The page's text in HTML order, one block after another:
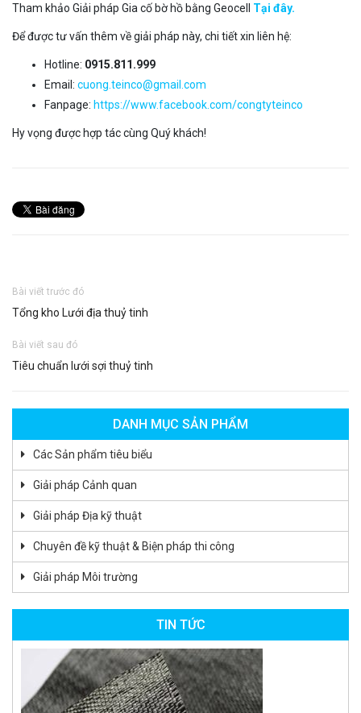
Tham khảo Giải pháp Gia cố bờ hồ bằng Geocell Tại đây.
Để được tư vấn thêm về giải pháp này, chi tiết xin liên hệ:
Hotline: 0915.811.999
Email: cuong.teinco@gmail.com
Fanpage: https://www.facebook.com/congtyteinco
Hy vọng được hợp tác cùng Quý khách!
Bài viết trước đó
Tổng kho Lưới địa thuỷ tinh
Bài viết sau đó
Tiêu chuẩn lưới sợi thuỷ tinh
DANH MỤC SẢN PHẨM
Các Sản phẩm tiêu biểu
Giải pháp Cảnh quan
Giải pháp Địa kỹ thuật
Chuyên đề kỹ thuật & Biện pháp thi công
Giải pháp Môi trường
TIN TỨC